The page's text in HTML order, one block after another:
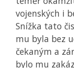
vojenských i
Snížka tato
mu byla bez
čekaným a
bylo mu